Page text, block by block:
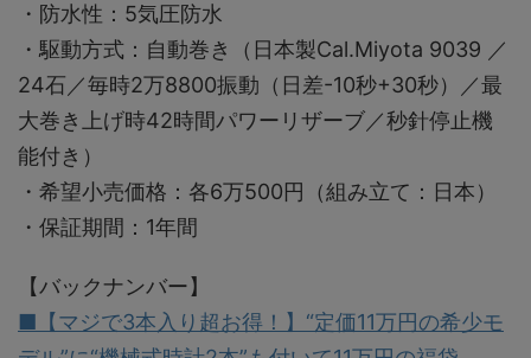
・防水性：5気圧防水
・駆動方式：自動巻き（日本製Cal.Miyota 9039 ／
24石／毎時2万8800振動（日差-10秒+30秒）／最
大巻き上げ時42時間パワーリザーブ／秒針停止機
能付き）
・希望小売価格：各6万500円（組み立て：日本）
・保証期間：1年間
【バックナンバー】
■【マジで3本入り超お得！】“定価11万円の希少モ